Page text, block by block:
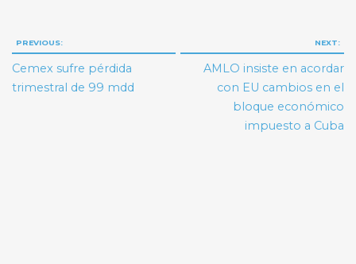
Navegación
de
entradas
PREVIOUS:
Cemex sufre pérdida
trimestral de 99 mdd
NEXT:
AMLO insiste en acordar
con EU cambios en el
bloque económico
impuesto a Cuba